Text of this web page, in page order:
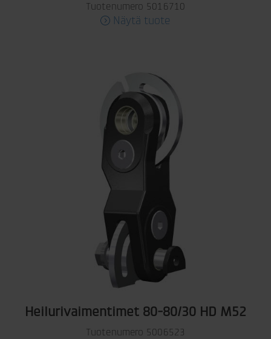
Tuotenumero 5016710
Näytä tuote
Heilurivaimentimet 80-80/30 HD M52
Tuotenumero 5006523